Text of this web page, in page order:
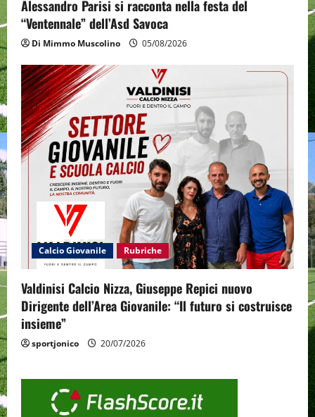
Alessandro Parisi si racconta nella festa del
“Ventennale” dell’Asd Savoca
Di Mimmo Muscolino 05/08/2026
Calcio Giovanile Rubriche
Valdinisi Calcio Nizza, Giuseppe Repici nuovo
Dirigente dell’Area Giovanile: “Il futuro si costruisce
insieme”
sportjonico 20/07/2026